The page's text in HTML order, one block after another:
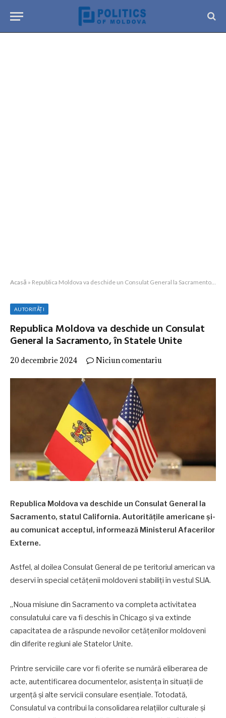
Acasă » Republica Moldova va deschide un Consulat General la Sacramento, în Statele Unite
AUTORITĂȚI
Republica Moldova va deschide un Consulat
General la Sacramento, în Statele Unite
20 decembrie 2024 Niciun comentariu
Republica Moldova va deschide un Consulat General la
Sacramento, statul California. Autoritățile americane și-
au comunicat acceptul, informează Ministerul Afacerilor
Externe.
Astfel, al doilea Consulat General de pe teritoriul american va
deservi în special cetățenii moldoveni stabiliți în vestul SUA.
„Noua misiune din Sacramento va completa activitatea
consulatului care va fi deschis în Chicago și va extinde
capacitatea de a răspunde nevoilor cetățenilor moldoveni
din diferite regiuni ale Statelor Unite.
Printre serviciile care vor fi oferite se numără eliberarea de
acte, autentificarea documentelor, asistența în situații de
urgență și alte servicii consulare esențiale. Totodată,
Consulatul va contribui la consolidarea relațiilor culturale și